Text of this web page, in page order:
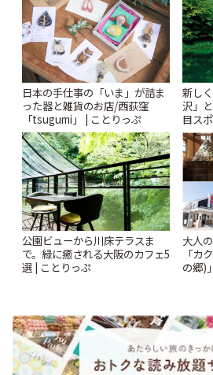
日本の手仕事の「いま」が詰ま
った器と雑貨のお店/西荻窪
「tsugumi」 | ことりっぷ
新し
沢」
目ス
ー開
公園ビューから川床テラスま
で。緑に癒される大阪のカフェ5
選 | ことりっぷ
大人
「カ
の郷)